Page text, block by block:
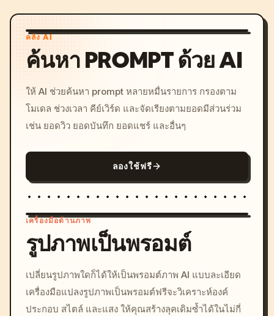
คลัง AI
ค้นหา PROMPT ด้วย AI
ให้ AI ช่วยค้นหา prompt หลายหมื่นรายการ กรองตาม
โมเดล ช่วงเวลา คีย์เวิร์ด และจัดเรียงตามยอดมีส่วนร่วม
เช่น ยอดวิว ยอดบันทึก ยอดแชร์ และอื่นๆ
ลองใช้ฟรี
c, cyberpunk sunset, neon
colors, 8k --v 6.0
เครื่องมือด้านภาพ
รูปภาพเป็นพรอมต์
เปลี่ยนรูปภาพใดก็ได้ให้เป็นพรอมต์ภาพ AI แบบละเอียด
เครื่องมือแปลงรูปภาพเป็นพรอมต์ฟรีจะวิเคราะห์องค์
ประกอบ สไตล์ และแสง ให้คุณสร้างลุคเดิมซ้ำได้ในไม่กี่